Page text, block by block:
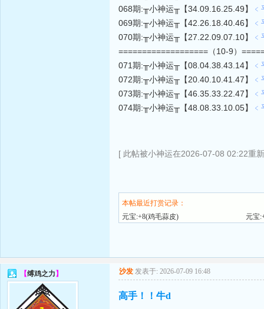
068期:╥小神运╥【34.09.16.25.49】
069期:╥小神运╥【42.26.18.40.46】
070期:╥小神运╥【27.22.09.07.10】
===================（10-9）
071期:╥小神运╥【08.04.38.43.14】
072期:╥小神运╥【20.40.10.41.47】
073期:╥小神运╥【46.35.33.22.47】
074期:╥小神运╥【48.08.33.10.05】
[ 此帖被小神运在2026-07-08 02:22重
本帖最近打赏记录：
元宝:+8(鸡毛蒜皮)
元宝
【缚鸡之力 】 沙发 发表于: 2026-07-09 16:48
高手！！牛d